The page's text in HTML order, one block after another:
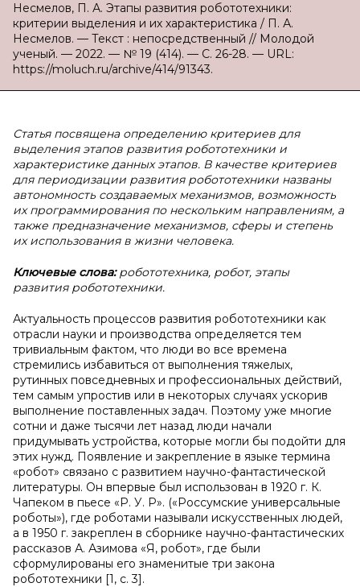
Несмелов, П. А. Этапы развития робототехники:
критерии выделения и их характеристика / П. А.
Несмелов. — Текст : непосредственный // Молодой
ученый. — 2022. — № 19 (414). — С. 26-28. — URL:
https://moluch.ru/archive/414/91343.
Статья посвящена определению критериев для
выделения этапов развития робототехники и
характеристике данных этапов. В качестве критериев
для периодизации развития робототехники названы
автономность создаваемых механизмов, возможность
их программирования по нескольким направлениям, а
также предназначение механизмов, сферы и степень
их использования в жизни человека.
Ключевые слова:робототехника, робот, этапы
развития робототехники.
Актуальность процессов развития робототехники как
отрасли науки и производства определяется тем
тривиальным фактом, что люди во все времена
стремились избавиться от выполнения тяжелых,
рутинных повседневных и профессиональных действий,
тем самым упростив или в некоторых случаях ускорив
выполнение поставленных задач. Поэтому уже многие
сотни и даже тысячи лет назад люди начали
придумывать устройства, которые могли бы подойти для
этих нужд. Появление и закрепление в языке термина
«робот» связано с развитием научно-фантастической
литературы. Он впервые был использован в 1920 г. К.
Чапеком в пьесе «Р. У. Р». («Россумские универсальные
роботы»), где роботами называли искусственных людей,
а в 1950 г. закреплен в сборнике научно-фантастических
рассказов А. Азимова «Я, робот», где были
сформулированы его знаменитые три закона
робототехники [1, с. 3].